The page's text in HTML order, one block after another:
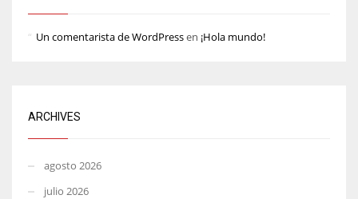
Un comentarista de WordPressen ¡Hola mundo!
ARCHIVES
agosto 2026
julio 2026